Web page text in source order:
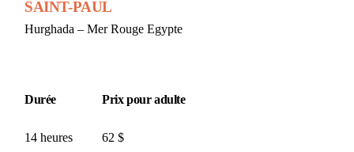
SAINT-PAUL
Hurghada – Mer Rouge Egypte
Durée
14 heures
Prix ​​pour adulte
62 $